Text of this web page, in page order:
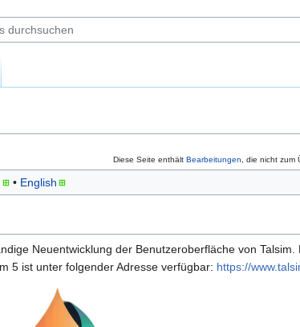
Diese Seite enthält Bearbeitungen , die nicht zum
English
Neuentwicklung der Benutzeroberfläche von
5 ist unter folgender Adresse verfügbar: https://